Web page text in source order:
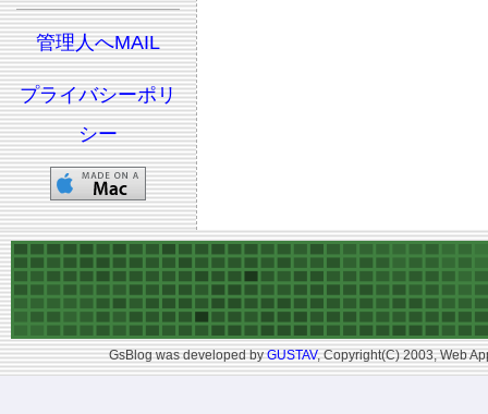
管理人へMAIL
プライバシーポリ
シー
GsBlog was developed byGUSTAV, Copyright(C) 2003, Web